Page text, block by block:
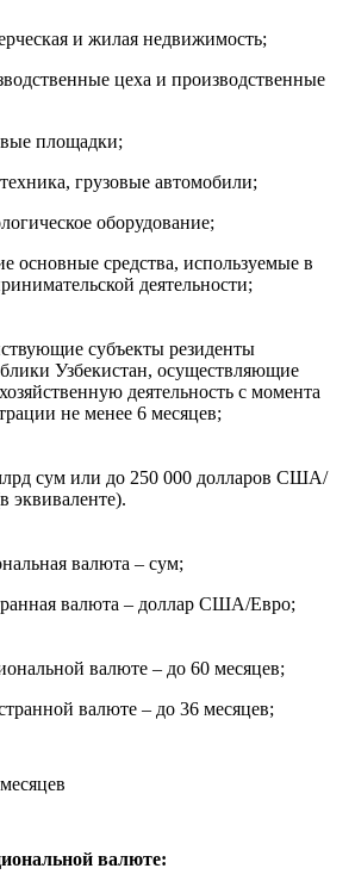
и жилая недвижимость;
цеха и производственные
площадки;
грузовые автомобили;
оборудование;
основные средства, используемые в
деятельности;
субъекты резиденты
Узбекистан, осуществляющие
деятельность с момента
не менее 6 месяцев;
сум или до 250 000 долларов США/
эквиваленте).
валюта – сум;
валюта – доллар США/Евро;
валюте – до 60 месяцев;
валюте – до 36 месяцев;
валюте: